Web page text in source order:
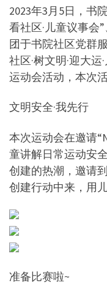
2023年3月5日，书
看社区·儿童议事会
团于书院社区党群
社区·树文明·迎大
运动会活动，本次
文明安全·我先行
本次运动会在邀请
童讲解日常运动安
创建的热潮，邀请
创建行动中来，用
准备比赛啦~